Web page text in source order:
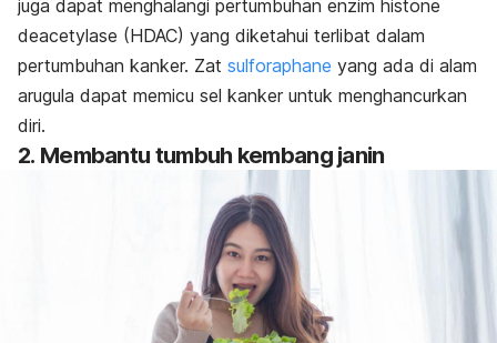
juga dapat menghalangi pertumbuhan enzim histone
deacetylase (HDAC) yang diketahui terlibat dalam
pertumbuhan kanker. Zat sulforaphane yang ada di alam
arugula dapat memicu sel kanker untuk menghancurkan
diri.
2. Membantu tumbuh kembang janin